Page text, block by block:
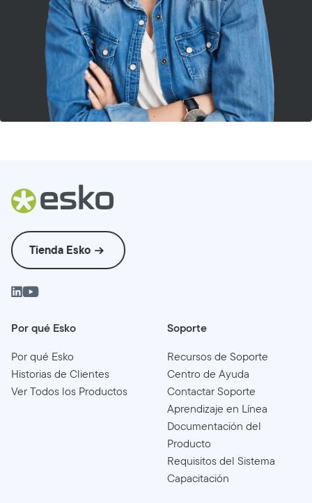
Tienda Esko
Por qué Esko
Por qué Esko
Historias de Clientes
Ver Todos los Productos
Soporte
Recursos de Soporte
Centro de Ayuda
Contactar Soporte
Aprendizaje en Línea
Documentación del
Producto
Requisitos del Sistema
Capacitación